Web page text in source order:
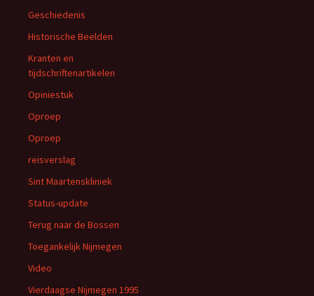
Geschiedenis
Historische Beelden
Kranten en
tijdschriftenartikelen
Opiniestuk
Oproep
Oproep
reisverslag
Sint Maartenskliniek
Status-update
Terug naar de Bossen
Toegankelijk Nijmegen
Video
Vierdaagse Nijmegen 1995